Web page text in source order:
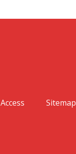
Access Sitemap